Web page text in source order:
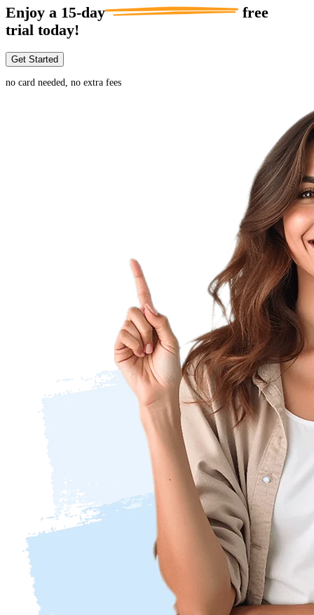
Enjoy a 15-day
free
trial today!
Get Started
no card needed, no extra fees